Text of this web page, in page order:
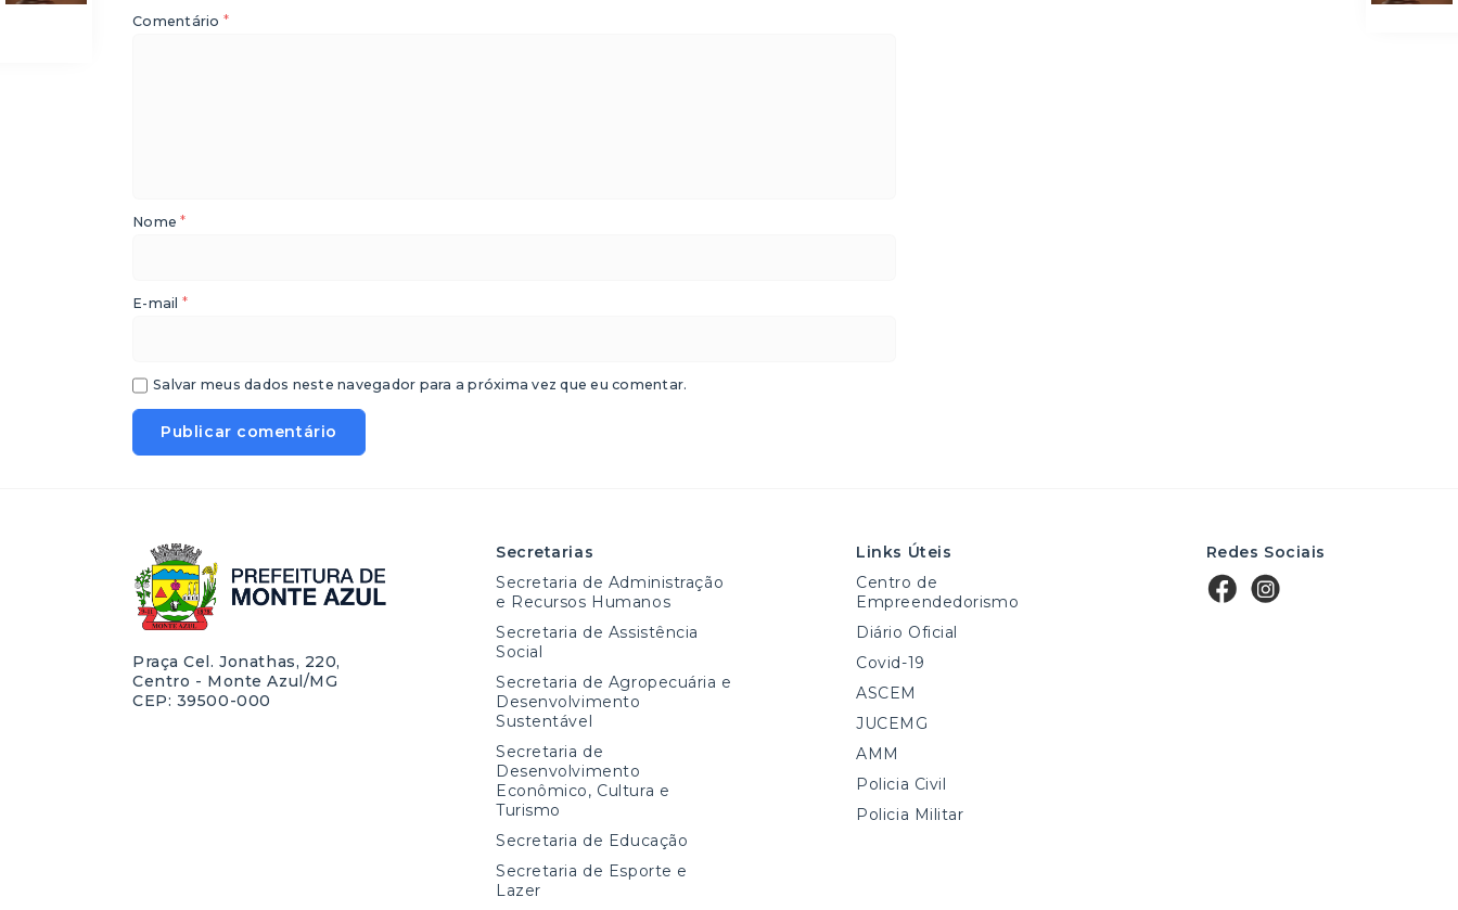
Comentário *
Nome*
E-mail *
Salvar meus dados neste navegador para a próxima vez que eu comentar.
Praça Cel. Jonathas, 220,
Centro - Monte Azul/MG
CEP: 39500-000
Secretarias
Secretaria de Administração
e Recursos Humanos
Secretaria de Assistência
Social
Secretaria de Agropecuária e
Desenvolvimento
Sustentável
Secretaria de
Desenvolvimento
Econômico, Cultura e
Turismo
Secretaria de Educação
Secretaria de Esporte e
Lazer
Links Úteis
Centro de
Empreendedorismo
Diário Oficial
Covid-19
ASCEM
JUCEMG
AMM
Policia Civil
Policia Militar
Redes Sociais